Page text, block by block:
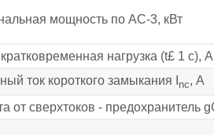
мощность по АС-3, кВт
нагрузка (t£ 1 с), А
ток короткого замыкания I
nc, А
от сверхтоков - предохранитель